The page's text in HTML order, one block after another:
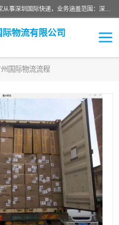
深圳市鑫飞速国际物流有限公司是一家从事深圳国际快递，业务涵盖范围：深圳DHL国际快递、深圳国际快递公司、深圳国际物流公司、深圳国际快递、深圳DHL国际快递电话可拨打全国服务热线：15019287411。欢迎各位亲来人来电到我司洽谈合作。
物流有限公司
国际物流流程
伊朗快递
深圳国际快递公司
深圳国际快递电话
深圳国际快递